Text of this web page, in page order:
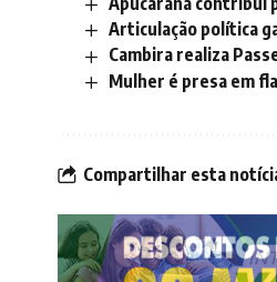
Articulação política
Cambira realiza
Mulher é presa em
Compartilhar esta